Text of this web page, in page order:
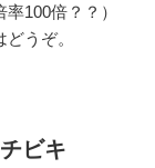
100倍？？）
うぞ。
ビキ